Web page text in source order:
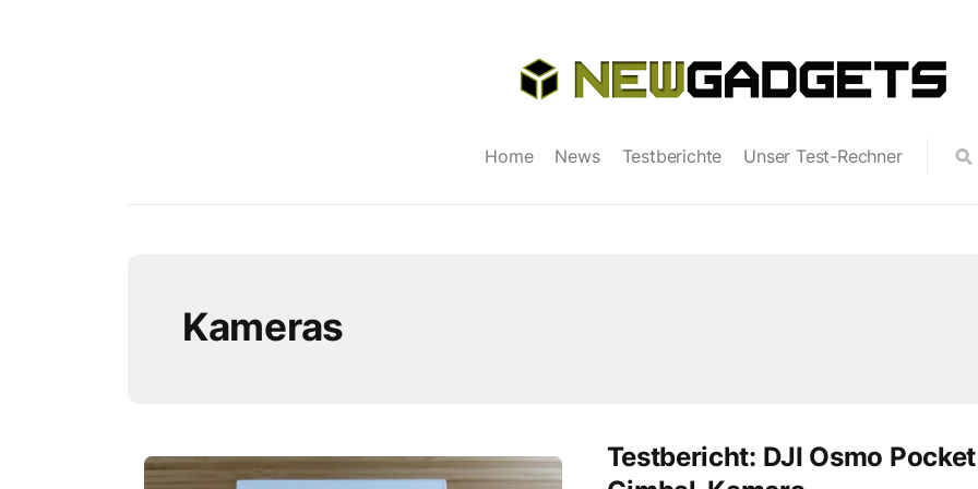
Home News Testberichte Unser Test-Rechner
Kameras
Testbericht: DJI Osmo